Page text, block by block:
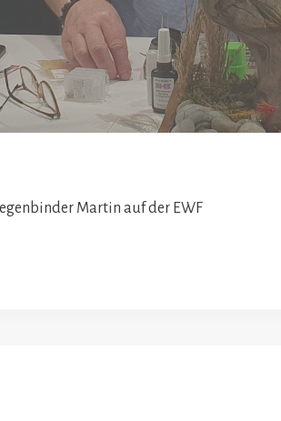
Martin auf der EWF